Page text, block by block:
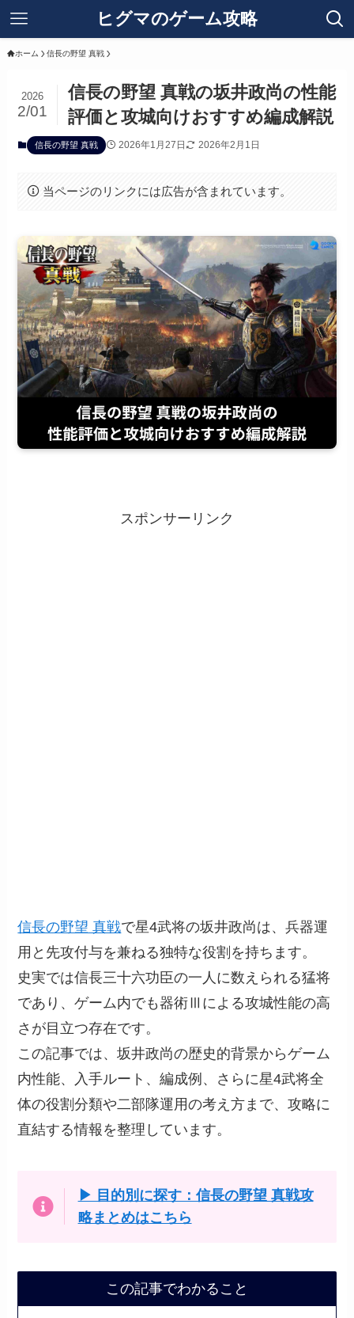
ヒグマのゲーム攻略
ホーム 信長の野望 真戦
信長の野望 真戦の坂井政尚の性能
評価と攻城向けおすすめ編成解説
2026
2/01
信長の野望 真戦 2026年1月27日 2026年2月1日
当ページのリンクには広告が含まれています。
スポンサーリンク
信長の野望 真戦で星4武将の坂井政尚は、兵器運
用と先攻付与を兼ねる独特な役割を持ちます。
史実では信長三十六功臣の一人に数えられる猛将
であり、ゲーム内でも器術Ⅲによる攻城性能の高
さが目立つ存在です。
この記事では、坂井政尚の歴史的背景からゲーム
内性能、入手ルート、編成例、さらに星4武将全
体の役割分類や二部隊運用の考え方まで、攻略に
直結する情報を整理しています。
▶ 目的別に探す：信長の野望 真戦攻
略まとめはこちら
この記事でわかること